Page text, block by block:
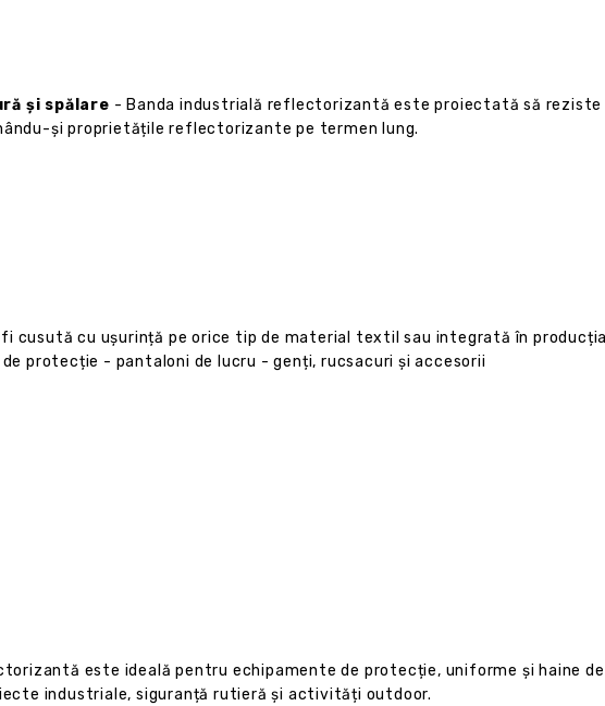
și spălare - Banda industrială reflectorizantă este proiectată să
și proprietățile reflectorizante pe termen lung.
cusută cu ușurință pe orice tip de material textil sau integrată în
protecție - pantaloni de lucru - genți, rucsacuri și accesorii
este ideală pentru echipamente de protecție, uniforme și haine de
industriale, siguranță rutieră și activități outdoor.